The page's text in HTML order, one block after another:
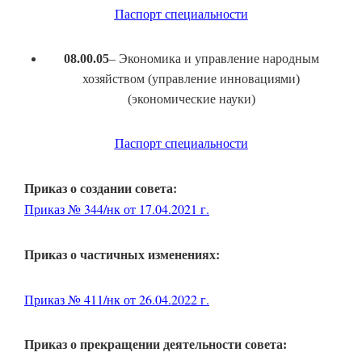
Паспорт специальности
08.00.05– Экономика и управление народным
хозяйством (управление инновациями)
(экономические науки)
Паспорт специальности
Приказ о создании совета:
Приказ № 344/нк от 17.04.2021 г.
Приказ о частичных изменениях:
Приказ № 411/нк от 26.04.2022 г.
Приказ о прекращении деятельности совета: